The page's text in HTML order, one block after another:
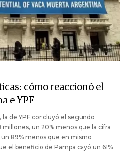
cómo reaccionó el
e YPF
de YPF concluyó el segundo
un 20% menos que la cifra
89% menos que en mismo
el beneficio de Pampa cayó un 61%